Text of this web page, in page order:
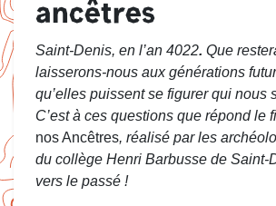
ancêtres
Saint-Denis, en l’an 4022. Que
laisserons-nous aux générations
qu’elles puissent se figurer qui nous
C’est à ces questions que répond le
nos Ancêtres, réalisé par les
du collège Henri Barbusse de Saint-
vers le passé !